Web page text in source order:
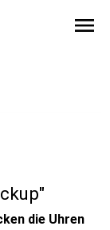
menu
die Uhren